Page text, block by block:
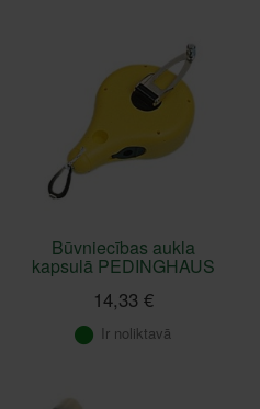
Būvniecības aukla
kapsulā PEDINGHAUS
14,33 €
Ir noliktavā